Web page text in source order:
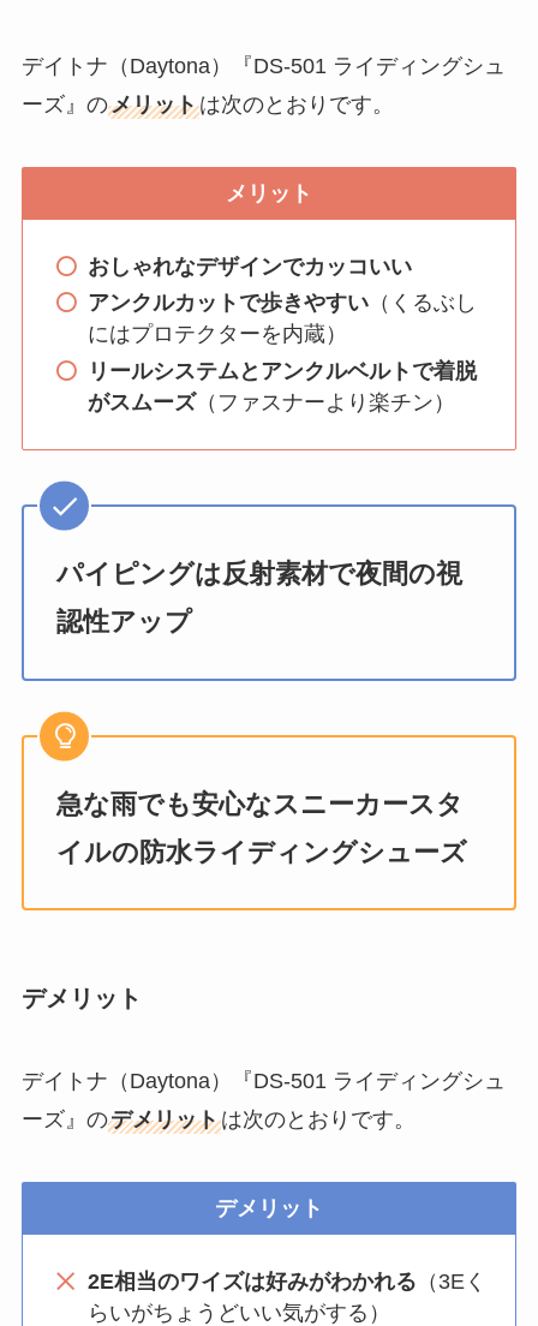
デイトナ（Daytona）『DS-501 ライディングシュ
ーズ』のメリットは次のとおりです。
メリット
おしゃれなデザインでカッコいい
アンクルカットで歩きやすい（くるぶし
にはプロテクターを内蔵）
リールシステムとアンクルベルトで着脱
がスムーズ（ファスナーより楽チン）
パイピングは反射素材で夜間の視
認性アップ
急な雨でも安心なスニーカースタ
イルの防水ライディングシューズ
デメリット
デイトナ（Daytona）『DS-501 ライディングシュ
ーズ』のデメリットは次のとおりです。
デメリット
2E相当のワイズは好みがわかれる （3Eく
らいがちょうどいい気がする）